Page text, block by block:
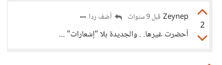
2
Zeynep قبل 9 سنوات أضف ردا
أحضرت غيرها. . والجديدة بلا "إشعارات" ...